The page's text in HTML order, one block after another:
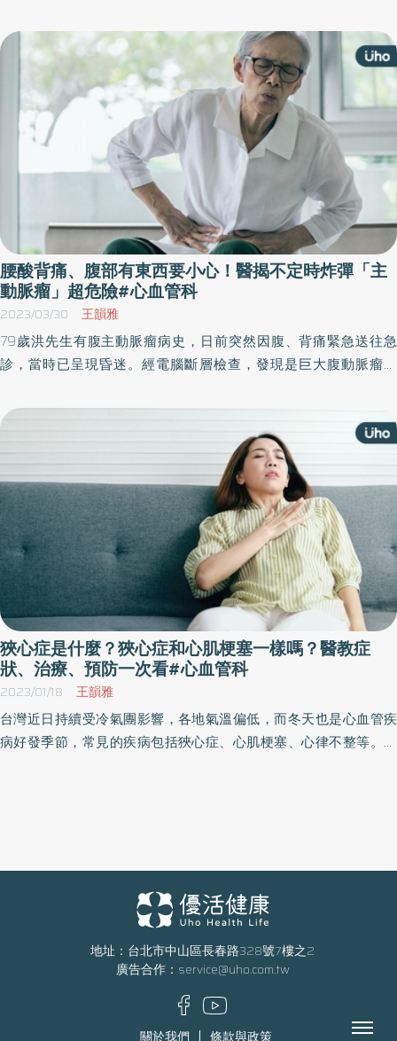
小心是罹患了「髂靜脈壓迫症候群」。
腰酸背痛、腹部有東西要小心！醫揭不定時炸彈「主
動脈瘤」超危險#心血管科
2023/03/30 王韻雅
79歲洪先生有腹主動脈瘤病史，日前突然因腹、背痛緊急送往急
診，當時已呈現昏迷。經電腦斷層檢查，發現是巨大腹動脈瘤引
醫師透過「血管腔內覆膜支架置放微創手術」搶回一命，目前已恢
復正常生活。
狹心症是什麼？狹心症和心肌梗塞一樣嗎？醫教症
狀、治療、預防一次看#心血管科
2023/01/18 王韻雅
台灣近日持續受冷氣團影響，各地氣溫偏低，而冬天也是心血管疾
病好發季節，常見的疾病包括狹心症、心肌梗塞、心律不整等。其
地址：台北市中山區長春路328號7樓之2
廣告合作： service@uho.com.tw
關於我們 條款與政策 Menu